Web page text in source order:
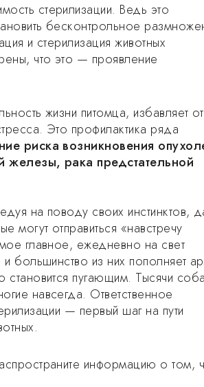
стерилизации. Ведь это
бесконтрольное
и стерилизация животных
что это — проявление
жизни питомца, избавляет от
Это профилактика ряда
риска возникновения
железы, рака предстательной
на поводу своих инстинктов,
могут отправиться «навстречу
главное, ежедневно на свет
большинство из них пополняет
пугающим. Тысячи
навсегда. Ответственное
— первый шаг на пути
информацию о том,